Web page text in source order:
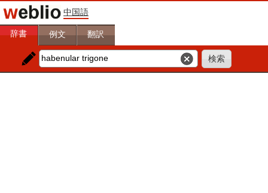
中国語
辞書 例文 翻訳